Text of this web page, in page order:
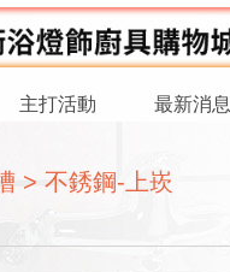
主打活動 最新消息
> 不銹鋼-上崁